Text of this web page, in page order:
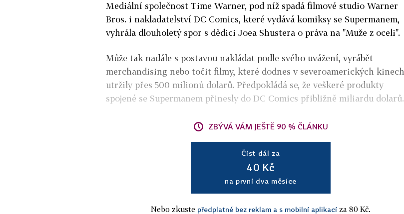
Mediální společnost Time Warner, pod níž spadá filmové studio Warner
Bros. i nakladatelství DC Comics, které vydává komiksy se Supermanem,
vyhrála dlouholetý spor s dědici Joea Shustera o práva na "Muže z oceli".
Může tak nadále s postavou nakládat podle svého uvážení, vyrábět
merchandising nebo točit filmy, které dodnes v severoamerických kinech
utržily přes 500 milionů dolarů. Předpokládá se, že veškeré produkty
spojené se Supermanem přinesly do DC Comics přibližně miliardu dolarů.
ZBÝVÁ VÁM JEŠTĚ 90 % ČLÁNKU
Číst dál za
40 Kč
na první dva měsíce
Nebo zkuste předplatné bez reklam a s mobilní aplikací za 80 Kč.